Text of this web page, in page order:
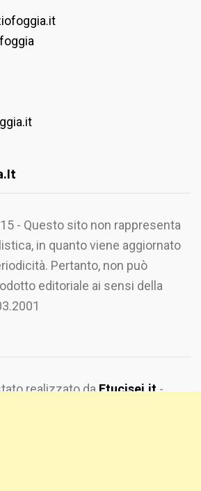
- Questo sito non rappresenta
in quanto viene aggiornato
Pertanto, non può
editoriale ai sensi della
realizzato daEtucisei.it-